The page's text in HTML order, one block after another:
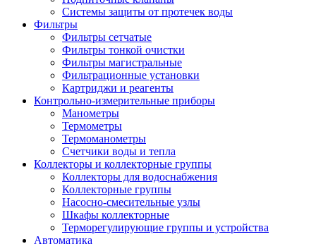
Системы защиты от протечек воды
Фильтры
Фильтры сетчатые
Фильтры тонкой очистки
Фильтры магистральные
Фильтрационные установки
Картриджи и реагенты
Контрольно-измерительные приборы
Манометры
Термометры
Термоманометры
Счетчики воды и тепла
Коллекторы и коллекторные группы
Коллекторы для водоснабжения
Коллекторные группы
Насосно-смесительные узлы
Шкафы коллекторные
Терморегулирующие группы и устройства
Автоматика